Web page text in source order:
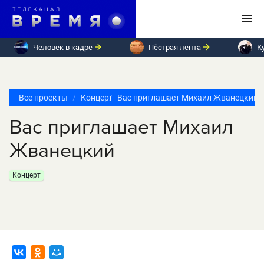
Человек в кадре Пёстрая лента
Все проекты Концерт Вас приглашает Михаил Жванецкий
Вас приглашает Михаил
Жванецкий
Концерт